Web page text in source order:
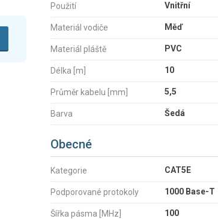
Použití Vnitřní
Materiál vodiče Měď
Materiál pláště PVC
Délka [m] 10
Průměr kabelu [mm] 5,5
Barva Šedá
Obecné
Kategorie CAT5E
Podporované protokoly 1000 Base-T
Šířka pásma [MHz] 100